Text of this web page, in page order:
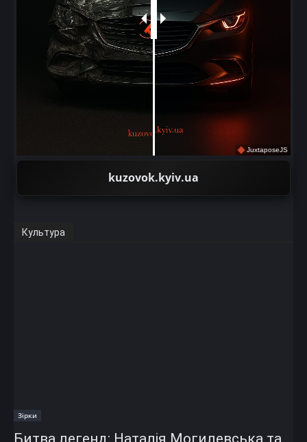
JuxtaposeJS
kuzovok.kyiv.ua
Культура
Зірки
Битва легенд: Наталія Могилевська та